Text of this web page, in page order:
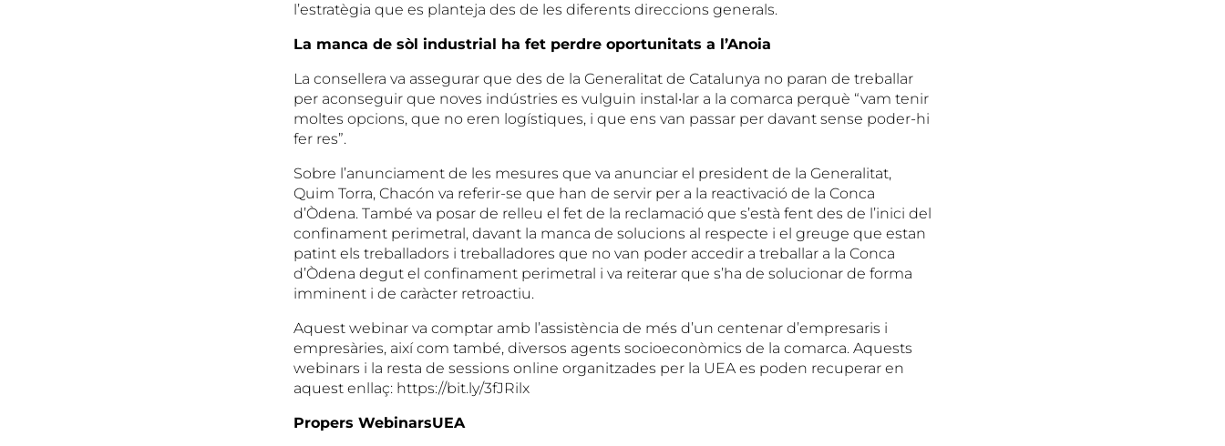
l’estratègia que es planteja des de les diferents direccions generals.
La manca de sòl industrial ha fet perdre oportunitats a l’Anoia
La consellera va assegurar que des de la Generalitat de Catalunya no paran de treballar
per aconseguir que noves indústries es vulguin instal•lar a la comarca perquè “vam tenir
moltes opcions, que no eren logístiques, i que ens van passar per davant sense poder-hi
fer res”.
Sobre l’anunciament de les mesures que va anunciar el president de la Generalitat,
Quim Torra, Chacón va referir-se que han de servir per a la reactivació de la Conca
d’Òdena. També va posar de relleu el fet de la reclamació que s’està fent des de l’inici del
confinament perimetral, davant la manca de solucions al respecte i el greuge que estan
patint els treballadors i treballadores que no van poder accedir a treballar a la Conca
d’Òdena degut el confinament perimetral i va reiterar que s’ha de solucionar de forma
imminent i de caràcter retroactiu.
Aquest webinar va comptar amb l’assistència de més d’un centenar d’empresaris i
empresàries, així com també, diversos agents socioeconòmics de la comarca. Aquests
webinars i la resta de sessions online organitzades per la UEA es poden recuperar en
aquest enllaç: https://bit.ly/3fJRilx
Propers WebinarsUEA